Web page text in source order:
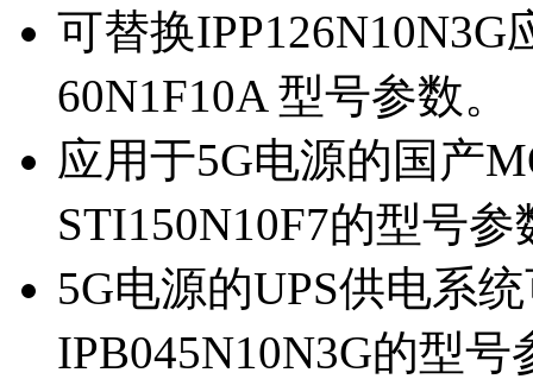
可替换
60N1F10A 型号参数。
应用于5G电源的国产
STI150N10F7的型号参
5G电源的UPS供电系
IPB045N10N3G的型号